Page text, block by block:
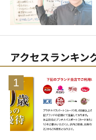
アクセスランキン